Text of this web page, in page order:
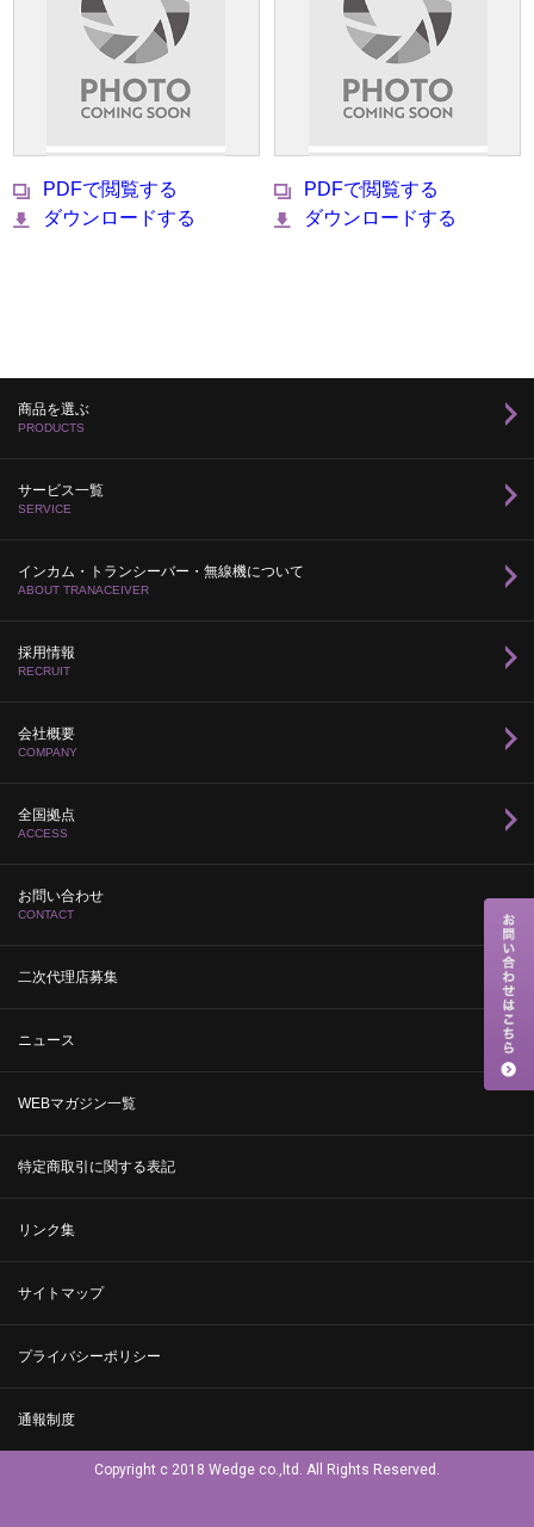
PDFで閲覧する
ダウンロードする
PDFで閲覧する
ダウンロードする
商品を選ぶ
PRODUCTS
サービス一覧
SERVICE
インカム・トランシーバー・無線機について
ABOUT TRANACEIVER
採用情報
RECRUIT
会社概要
COMPANY
全国拠点
ACCESS
お問い合わせ
CONTACT
二次代理店募集
ニュース
WEBマガジン一覧
特定商取引に関する表記
リンク集
サイトマップ
プライバシーポリシー
通報制度
Copyright c 2018 Wedge co.,ltd. All Rights Reserved.